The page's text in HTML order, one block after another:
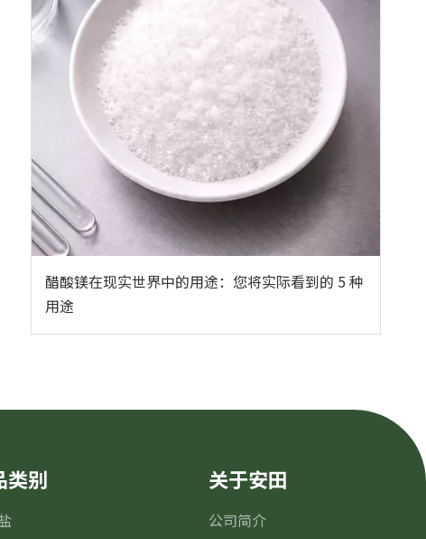
醋酸镁在现实世界中的用途：您将实际看到的 5 种
用途
类别 关于安田
公司简介